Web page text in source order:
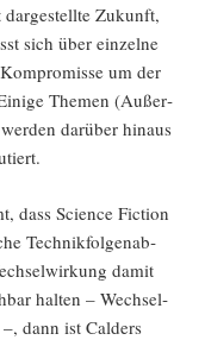
Zukunft,
sich über ein­zel­ne
um der
The­men (Außer­
dar­über hin­aus
dass Sci­ence Fic­tion
Tech­nik­fol­gen­ab­
damit
hal­ten – Wech­sel­
dann ist Cal­ders